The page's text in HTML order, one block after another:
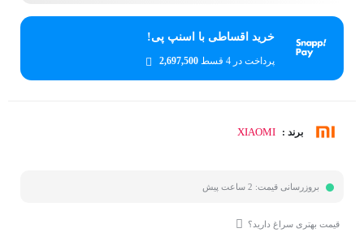
خرید اقساطی با اسنپ پی!
پرداخت در 4 قسط 2,697,500
برند : XIAOMI
بروزرسانی قیمت: 2 ساعت پیش
قیمت بهتری سراغ دارید؟